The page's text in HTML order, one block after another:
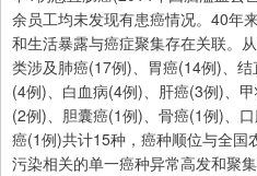
余员工均未发现有患癌情况。40年
和生活暴露与癌症聚集存在关联。
类涉及肺癌(17例)、胃癌(14例)、
(4例)、白血病(4例)、肝癌(3例)、
(2例)、胆囊癌(1例)、骨癌(1例)、
癌(1例)共计15种，癌种顺位与全国
污染相关的单一癌种异常高发和聚集